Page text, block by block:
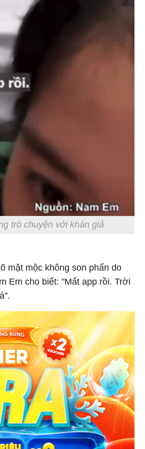
trò chuyện với khán giả
mặt mộc không son phấn do
Em cho biết: "Mất app rồi. Trời